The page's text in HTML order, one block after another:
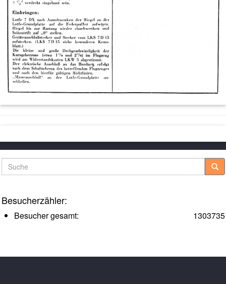
Suche
Besucherzähler:
1303735
Besucher gesamt: